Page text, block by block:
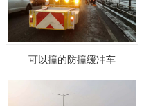
可以撞的防撞缓冲车